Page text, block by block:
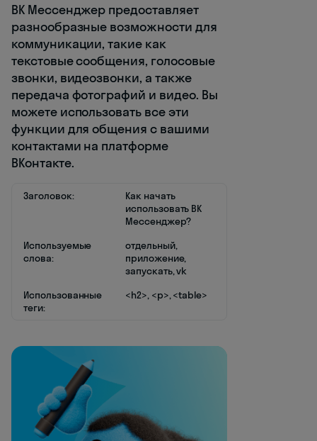
ВК Мессенджер предоставляет
разнообразные возможности для
коммуникации, такие как
текстовые сообщения, голосовые
звонки, видеозвонки, а также
передача фотографий и видео. Вы
можете использовать все эти
функции для общения с вашими
контактами на платформе
ВКонтакте.
Заголовок:
Как начать
использовать ВК
Мессенджер?
Используемые
слова:
отдельный,
приложение,
запускать, vk
Использованные
теги:
<h2>, <p>, <table>